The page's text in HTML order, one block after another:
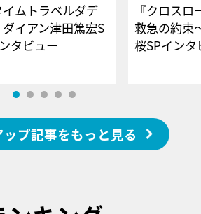
イムトラベルダデ
ダイアン津田篤宏S
ンタビュー
『クロス
救急の約束
桜SPイ
ップ記事をもっと見る